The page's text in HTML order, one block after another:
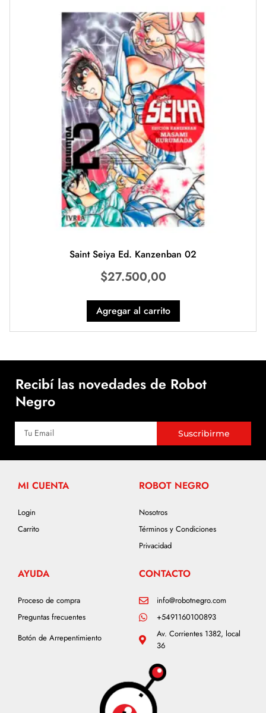
Saint Seiya Ed. Kanzenban 02
$27.500,00
Agregar al carrito
Recibí las novedades de Robot
Negro
Suscribirme
MI CUENTA
Login
Carrito
ROBOT NEGRO
Nosotros
Términos y Condiciones
Privacidad
AYUDA
Proceso de compra
Preguntas frecuentes
Botón de Arrepentimiento
CONTACTO
info@robotnegro.com
+5491160100893
Av. Corrientes 1382, local
36